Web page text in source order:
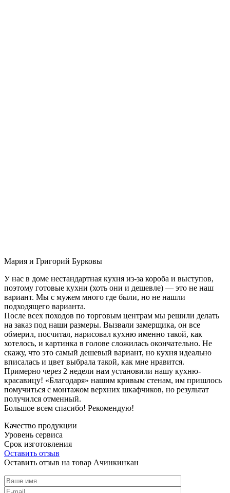
Мария и Григорий Бурковы
У нас в доме нестандартная кухня из-за короба и выступов,
поэтому готовые кухни (хоть они и дешевле) — это не наш
вариант. Мы с мужем много где были, но не нашли
подходящего варианта.
После всех походов по торговым центрам мы решили делать
на заказ под наши размеры. Вызвали замерщика, он все
обмерил, посчитал, нарисовал кухню именно такой, как
хотелось, и картинка в голове сложилась окончательно. Не
скажу, что это самый дешевый вариант, но кухня идеально
вписалась и цвет выбрала такой, как мне нравится.
Примерно через 2 недели нам установили нашу кухню-
красавицу! «Благодаря» нашим кривым стенам, им пришлось
помучиться с монтажом верхних шкафчиков, но результат
получился отменный.
Большое всем спасибо! Рекомендую!
Качество продукции
Уровень сервиса
Срок изготовления
Оставить отзыв
Оставить отзыв на товар Ачинкинкан